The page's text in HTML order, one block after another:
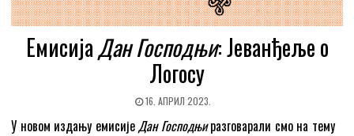
ЕмисијаДан Господњи: Јеванђеље о
Логосу
16. АПРИЛ 2023.
У новом издању емисијеДан Господњиразговарали смо на тему